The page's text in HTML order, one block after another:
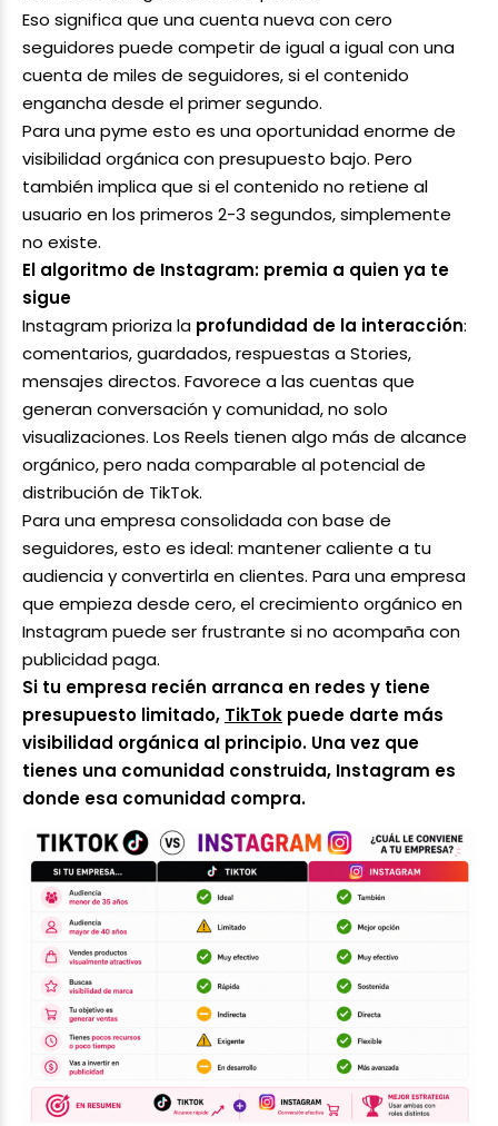
Eso significa que una cuenta nueva con cero
seguidores puede competir de igual a igual con una
cuenta de miles de seguidores, si el contenido
engancha desde el primer segundo.
Para una pyme esto es una oportunidad enorme de
visibilidad orgánica con presupuesto bajo. Pero
también implica que si el contenido no retiene al
usuario en los primeros 2-3 segundos, simplemente
no existe.
El algoritmo de Instagram: premia a quien ya te
sigue
Instagram prioriza la profundidad de la interacción:
comentarios, guardados, respuestas a Stories,
mensajes directos. Favorece a las cuentas que
generan conversación y comunidad, no solo
visualizaciones. Los Reels tienen algo más de alcance
orgánico, pero nada comparable al potencial de
distribución de TikTok.
Para una empresa consolidada con base de
seguidores, esto es ideal: mantener caliente a tu
audiencia y convertirla en clientes. Para una empresa
que empieza desde cero, el crecimiento orgánico en
Instagram puede ser frustrante si no acompaña con
publicidad paga.
Si tu empresa recién arranca en redes y tiene
presupuesto limitado, TikTok puede darte más
visibilidad orgánica al principio. Una vez que
tienes una comunidad construida, Instagram es
donde esa comunidad compra.